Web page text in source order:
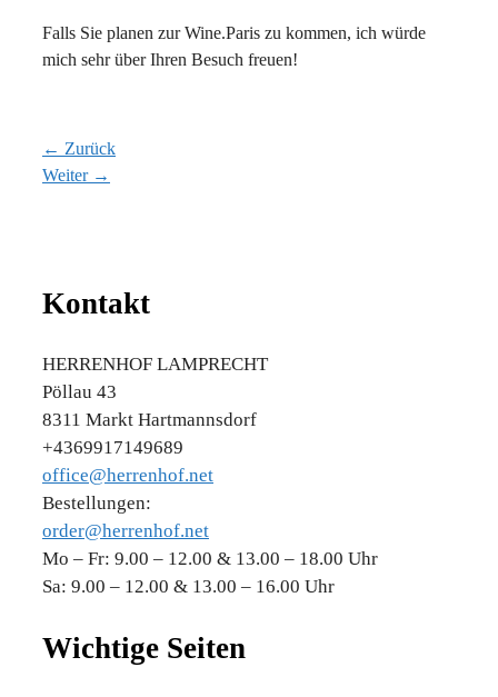
Falls Sie planen zur Wine.Paris zu kommen, ich würde
mich sehr über Ihren Besuch freuen!
← Zurück
Weiter →
Kontakt
HERRENHOF LAMPRECHT
Pöllau 43
8311 Markt Hartmannsdorf
+4369917149689
office@herrenhof.net
Bestellungen:
order@herrenhof.net
Mo – Fr: 9.00 – 12.00 & 13.00 – 18.00 Uhr
Sa: 9.00 – 12.00 & 13.00 – 16.00 Uhr
Wichtige Seiten